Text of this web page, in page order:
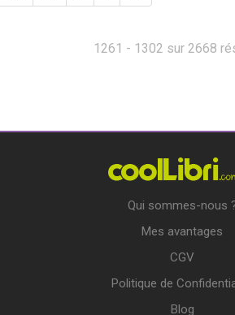
1261 - 1302 sur 2668
Qui sommes-nous
Mes avantages
CGV
Politique de
Blog